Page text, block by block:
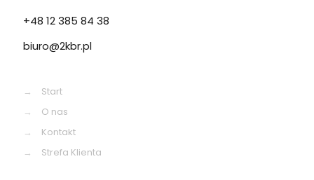
+48 12 385 84 38
biuro@2kbr.pl
→
Start
→
O nas
→
Kontakt
→
Strefa Klienta